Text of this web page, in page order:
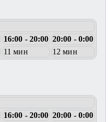
16:00 - 20:00 20:00 - 0:00
11 мин
12 мин
16:00 - 20:00 20:00 - 0:00